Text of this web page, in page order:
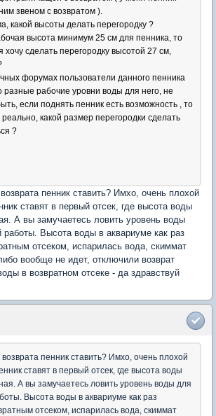
звеном с возвратом ).
какой высоты делать перегородку ?
высота минимум 25 см для пенника, то
хочу сделать перегородку высотой 27 см,
форумах пользователи данного пенника
рабочие уровни воды для него, не
если поднять пенник есть возможность , то
какой размер перегородки сделать
?
пенник ставить? Имхо, очень плохой
ставят в первый отсек, где высота воды
А вы замучаетесь ловить уровень воды
работы. Высота воды в аквариуме как раз
отсеком, испарилась вода, скиммат
вообще не идет, отключили возврат
в возвратном отсеке - да здравствуй
пенник ставить? Имхо, очень плохой
ставят в первый отсек, где высота воды
А вы замучаетесь ловить уровень воды для
Высота воды в аквариуме как раз
отсеком, испарилась вода, скиммат